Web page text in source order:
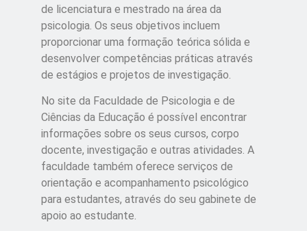
de licenciatura e mestrado na área da
psicologia. Os seus objetivos incluem
proporcionar uma formação teórica sólida e
desenvolver competências práticas através
de estágios e projetos de investigação.
No site da Faculdade de Psicologia e de
Ciências da Educação é possível encontrar
informações sobre os seus cursos, corpo
docente, investigação e outras atividades. A
faculdade também oferece serviços de
orientação e acompanhamento psicológico
para estudantes, através do seu gabinete de
apoio ao estudante.